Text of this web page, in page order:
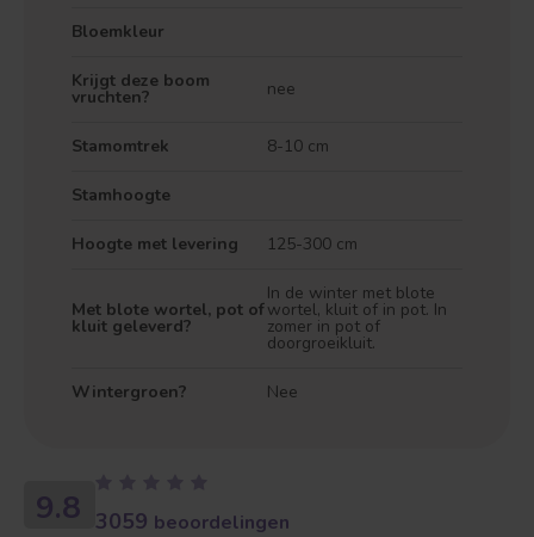
Bloemkleur
Krijgt deze boom
vruchten? nee
Stamomtrek 8-10 cm
Stamhoogte
Hoogte met levering 125-300 cm
Met blote wortel, pot of
kluit geleverd?
In de winter met blote
wortel, kluit of in pot. In
zomer in pot of
doorgroeikluit.
Wintergroen? Nee
9.8 3059 beoordelingen